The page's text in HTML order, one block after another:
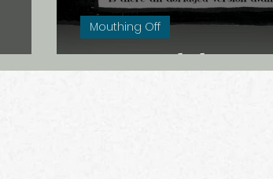
Sayonara, baby
Mouthing Off